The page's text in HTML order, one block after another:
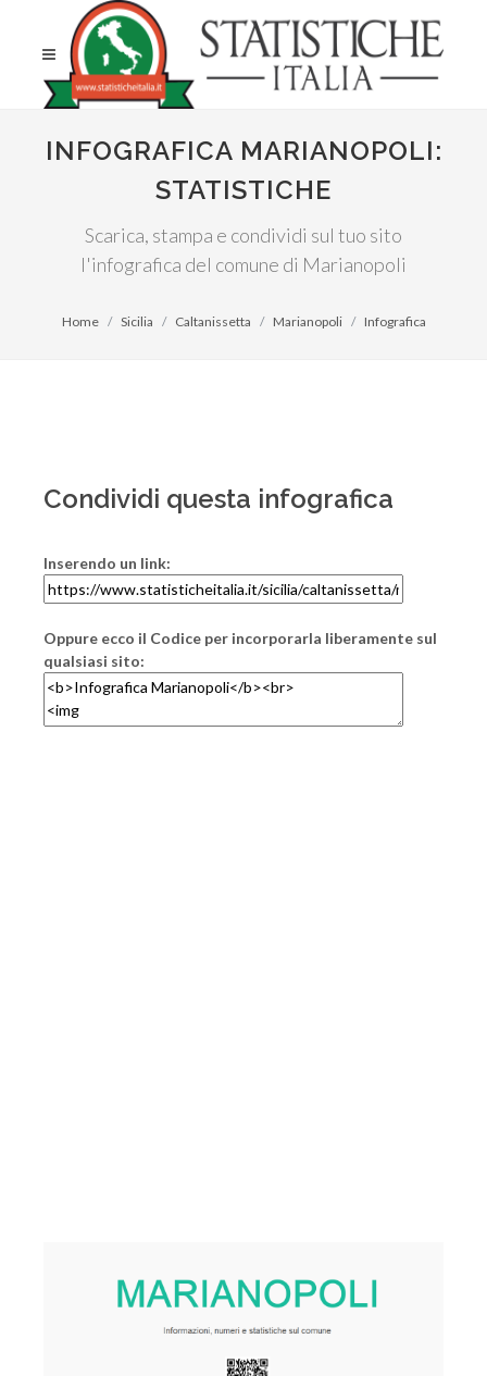
INFOGRAFICA MARIANOPOLI:
STATISTICHE
Scarica, stampa e condividi sul tuo sito
l'infografica del comune di Marianopoli
Home Sicilia Caltanissetta Marianopoli Infografica
Condividi questa infografica
Inserendo un link:
Oppure ecco il Codice per incorporarla liberamente sul
qualsiasi sito: